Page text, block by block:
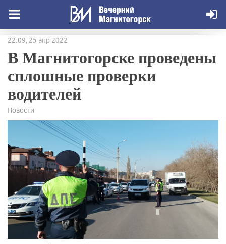
22:09, 25 апр 2022
В Магнитогорске проведены
сплошные проверки
водителей
Новости